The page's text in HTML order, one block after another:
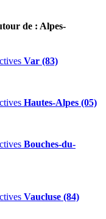
de : Alpes-
Var (83)
Hautes-Alpes (05)
Bouches-du-
Vaucluse (84)